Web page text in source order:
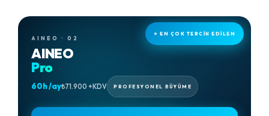
⭐ EN ÇOK TERCİH EDİLEN
AINEO · 02
AINEO
Pro
60h /ay₺71.900 +KDV PROFESYONEL BÜYÜME